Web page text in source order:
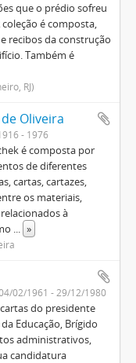
que o prédio sofreu
é composta,
recibos da construção
Também é
RJ)
Oliveira
- 1976
é composta por
de diferentes
cartas, cartazes,
os materiais,
à
... »
02/1961 - 29/12/1980
do presidente
Educação, Brígido
administrativos,
candidatura